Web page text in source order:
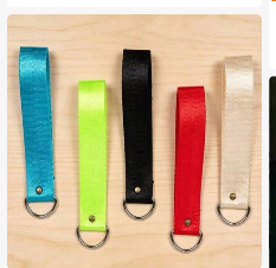
ตกแต่งอื่นๆ, ตู้ปลา, ตู้เต่า, หินตกแต่งตู้
ปลา หรือการตกแต่งส่วนบุคคล DIY สา
มารถดูดซับแสงและปล่อยแสงซ้ำได้